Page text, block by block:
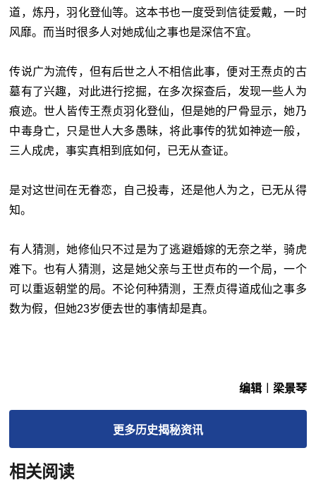
道，炼丹，羽化登仙等。这本书也一度受到信徒爱戴，一时
风靡。而当时很多人对她成仙之事也是深信不宜。
传说广为流传，但有后世之人不相信此事，便对王焘贞的古
墓有了兴趣，对此进行挖掘，在多次探查后，发现一些人为
痕迹。世人皆传王焘贞羽化登仙，但是她的尸骨显示，她乃
中毒身亡，只是世人大多愚昧，将此事传的犹如神迹一般，
三人成虎，事实真相到底如何，已无从查证。
是对这世间在无眷恋，自己投毒，还是他人为之，已无从得
知。
有人猜测，她修仙只不过是为了逃避婚嫁的无奈之举，骑虎
难下。也有人猜测，这是她父亲与王世贞布的一个局，一个
可以重返朝堂的局。不论何种猜测，王焘贞得道成仙之事多
数为假，但她23岁便去世的事情却是真。
编辑︱梁景琴
更多历史揭秘资讯
相关阅读